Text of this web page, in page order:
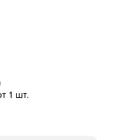
1 шт.